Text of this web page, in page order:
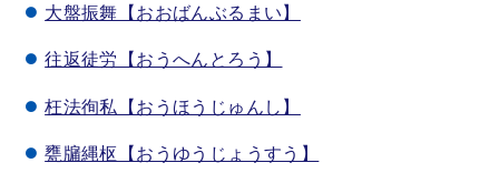
大盤振舞【おおばんぶるまい】
往返徒労【おうへんとろう】
枉法徇私【おうほうじゅんし】
甕牖縄枢【おうゆうじょうすう】